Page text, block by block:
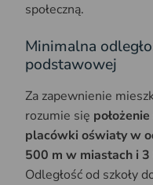
społeczną.
Minimalna
podstawowej
Za zapewnienie
rozumie się
placówki oświaty w
500 m w miastach i
Odległość od szkoły